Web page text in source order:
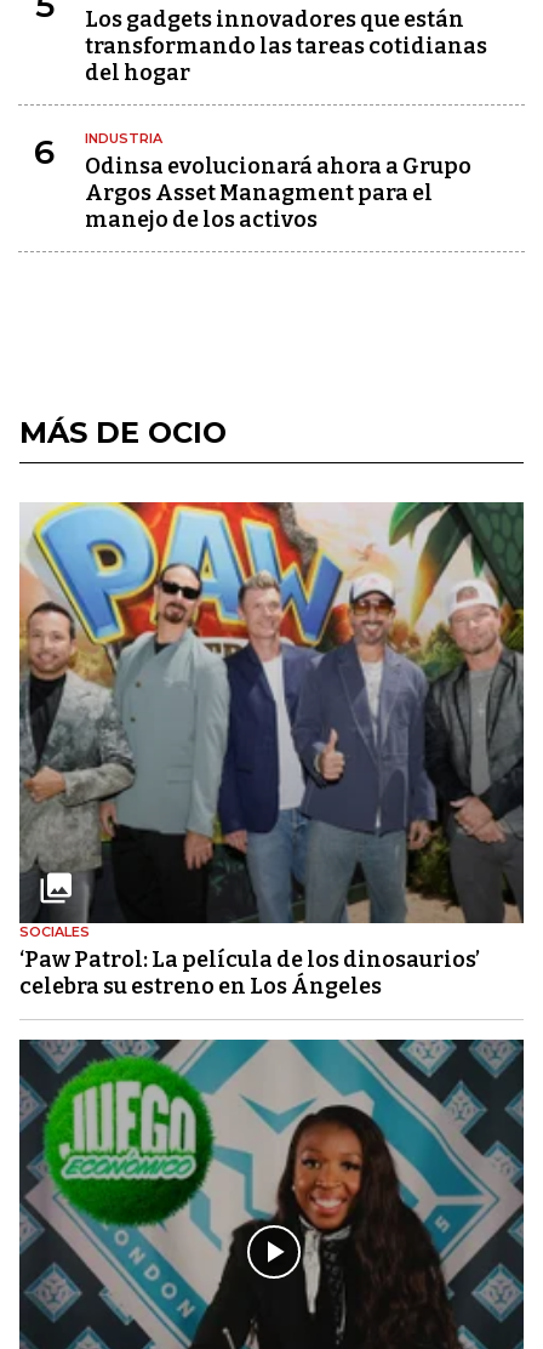
Los gadgets innovadores que están
transformando las tareas cotidianas
del hogar
6 INDUSTRIA
Odinsa evolucionará ahora a Grupo
Argos Asset Managment para el
manejo de los activos
MÁS DE OCIO
SOCIALES
‘Paw Patrol: La película de los dinosaurios’
celebra su estreno en Los Ángeles